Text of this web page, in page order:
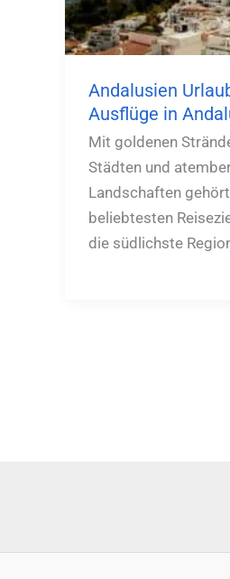
Andalusien
Ausflüge in
Mit goldenen
Städten und
Landschaften
beliebtesten
die südlichste